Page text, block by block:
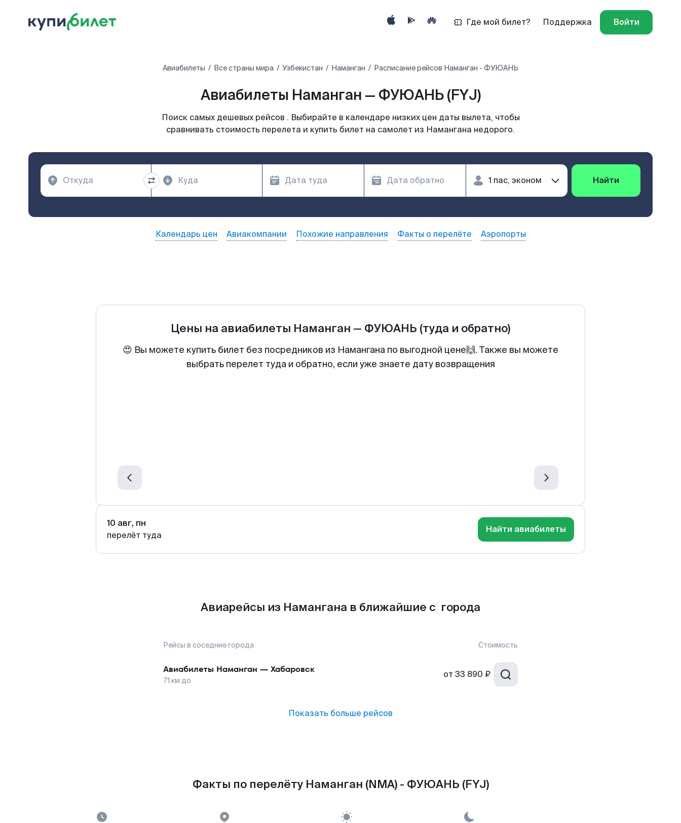
Где мой билет? Поддержка Войти
Авиабилеты Все страны мира Узбекистан Наманган Расписание рейсов Наманган - ФУЮАНЬ
Авиабилеты Наманган — ФУЮАНЬ (FYJ)
Поиск самых дешевых рейсов . Выбирайте в календаре низких цен даты вылета, чтобы
сравнивать стоимость перелета и купить билет на самолет из Намангана недорого.
Найти
Календарь цен Авиакомпании Похожие направления Факты о перелёте Аэропорты
Цены на авиабилеты Наманган — ФУЮАНЬ (туда и обратно)
😍 Вы можете купить билет без посредников из Намангана по выгодной цене🙌. Также вы можете
выбрать перелет туда и обратно, если уже знаете дату возвращения
10 авг, пн
перелёт туда
Найти авиабилеты
Авиарейсы из Намангана в ближайшие с города
Рейсы в соседние города Стоимость
Авиабилеты Наманган — Хабаровск
71 км до
от 33 890 ₽
Показать больше рейсов
Факты по перелёту Наманган (NMA) - ФУЮАНЬ (FYJ)